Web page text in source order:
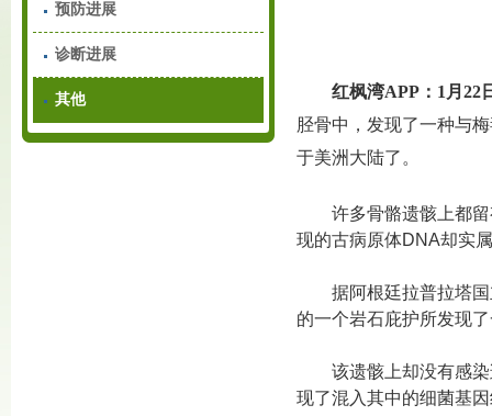
预防进展
诊断进展
其他
红枫湾APP：1月22
胫骨中，发现了一种与
于美洲大陆了。
许多骨骼遗骸上都
现的古病原体DNA却实
据阿根廷拉普拉塔
的一个岩石庇护所发现
该遗骸上却没有感
现了混入其中的细菌基